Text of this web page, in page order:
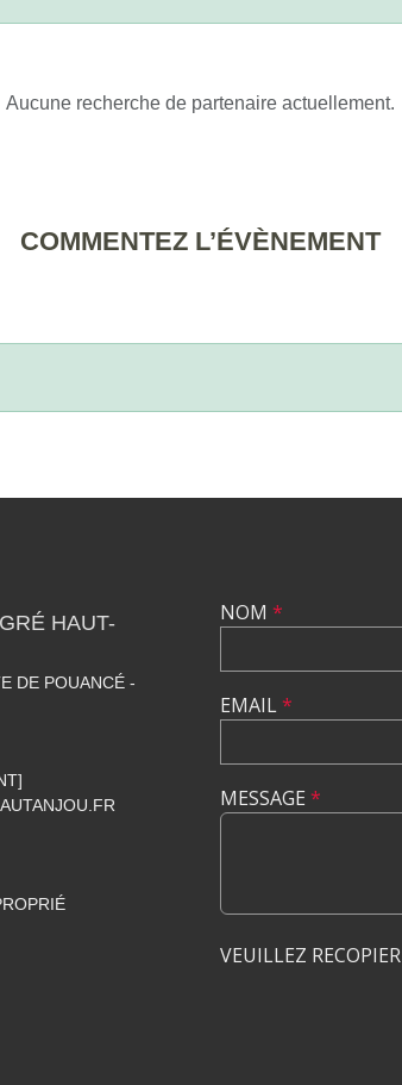
Aucune recherche de partenaire actuellement.
COMMENTEZ L’ÉVÈNEMENT
HAUT-
DE POUANCÉ -
NOM *
EMAIL*
MESSAGE *
VEUILLEZ